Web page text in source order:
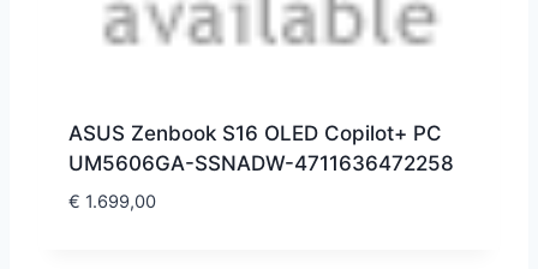
ASUS Zenbook S16 OLED Copilot+ PC
UM5606GA-SSNADW-4711636472258
€ 1.699,00